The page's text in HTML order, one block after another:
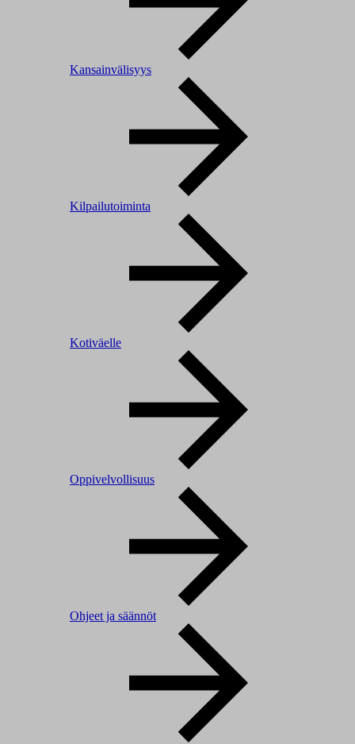
Kansainvälisyys
Kilpailutoiminta
Kotiväelle
Oppivelvollisuus
Ohjeet ja säännöt